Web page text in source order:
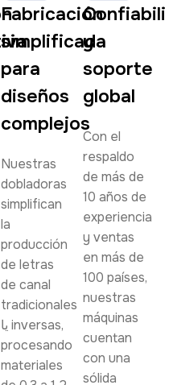
Fabricación
simplificada
para
diseños
complejos
Nuestras
dobladoras
simplifican
la
producción
de letras
de canal
tradicionales
یا inversas,
procesando
materiales
y
soporte
global
Con el
respaldo
de más de
10 años de
experiencia
y ventas
en más de
100 países,
nuestras
máquinas
cuentan
con una
sólida